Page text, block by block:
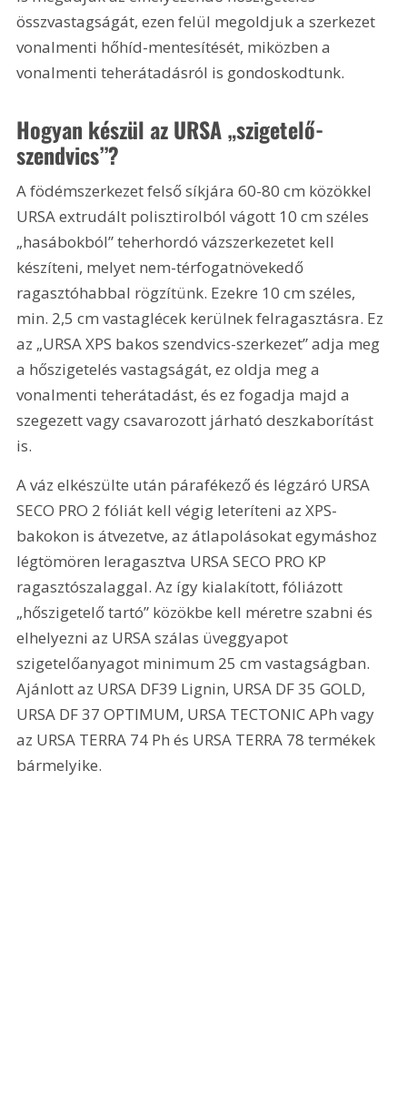
összvastagságát, ezen felül megoldjuk a szerkezet
vonalmenti hőhíd-mentesítését, miközben a
vonalmenti teherátadásról is gondoskodtunk.
Hogyan készül az URSA „szigetelő-
szendvics”?
A födémszerkezet felső síkjára 60-80 cm közökkel
URSA extrudált polisztirolból vágott 10 cm széles
„hasábokból” teherhordó vázszerkezetet kell
készíteni, melyet nem-térfogatnövekedő
ragasztóhabbal rögzítünk. Ezekre 10 cm széles,
min. 2,5 cm vastaglécek kerülnek felragasztásra. Ez
az „URSA XPS bakos szendvics-szerkezet” adja meg
a hőszigetelés vastagságát, ez oldja meg a
vonalmenti teherátadást, és ez fogadja majd a
szegezett vagy csavarozott járható deszkaborítást
is.
A váz elkészülte után párafékező és légzáró URSA
SECO PRO 2 fóliát kell végig leteríteni az XPS-
bakokon is átvezetve, az átlapolásokat egymáshoz
légtömören leragasztva URSA SECO PRO KP
ragasztószalaggal. Az így kialakított, fóliázott
„hőszigetelő tartó” közökbe kell méretre szabni és
elhelyezni az URSA szálas üveggyapot
szigetelőanyagot minimum 25 cm vastagságban.
Ajánlott az URSA DF39 Lignin, URSA DF 35 GOLD,
URSA DF 37 OPTIMUM, URSA TECTONIC APh vagy
az URSA TERRA 74 Ph és URSA TERRA 78 termékek
bármelyike.